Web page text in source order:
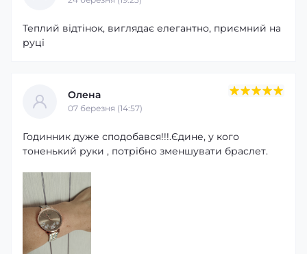
Теплий відтінок, виглядає елегантно, приємний на
руці
Олена
07 березня (14:57)
Годинник дуже сподобався!!!.Єдине, у кого
тоненький руки , потрібно зменшувати браслет.